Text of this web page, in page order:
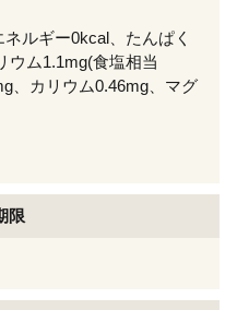
ルギー0kcal、たんぱく
ウム1.1mg(食塩相当
、カリウム0.46mg、マグ
限